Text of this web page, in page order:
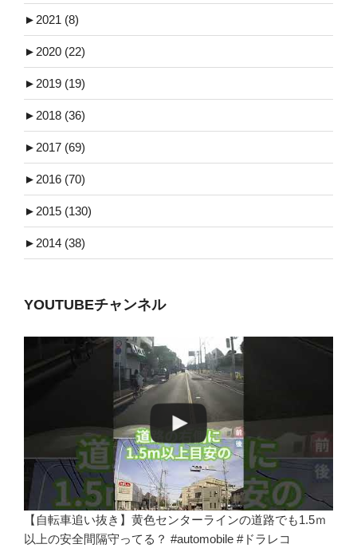
► 2021 (8)
► 2020 (22)
► 2019 (19)
► 2018 (36)
► 2017 (69)
► 2016 (70)
► 2015 (130)
► 2014 (38)
YOUTUBEチャンネル
【自転車追い抜き】黄色センターラインの道路でも1.5ｍ
以上の安全間隔守ってる？ #automobile #ドラレコ